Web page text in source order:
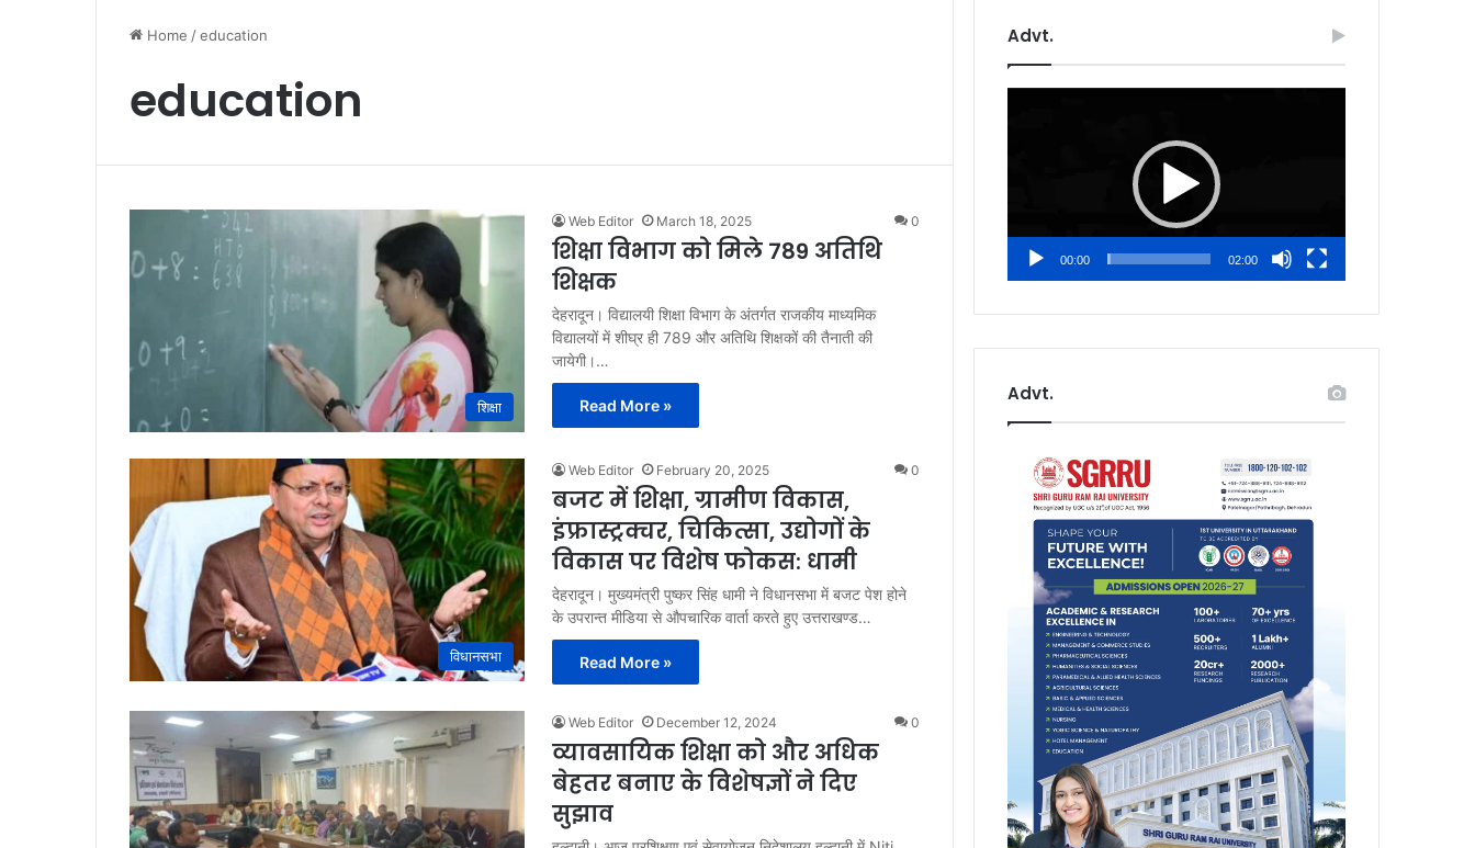
Home /education
education
शिक्षा
Web Editor March 18, 2025 0
शिक्षा विभाग को मिले 789 अतिथि
शिक्षक
देहरादून। विद्यालयी शिक्षा विभाग के अंतर्गत राजकीय माध्यमिक
विद्यालयों में शीघ्र ही 789 और अतिथि शिक्षकों की तैनाती की
जायेगी।…
Read More »
विधानसभा
Web Editor February 20, 2025 0
बजट में शिक्षा, ग्रामीण विकास,
इंफ्रास्ट्रक्चर, चिकित्सा, उद्योगों के
विकास पर विशेष फोकस: धामी
देहरादून। मुख्यमंत्री पुष्कर सिंह धामी ने विधानसभा में बजट पेश होने
के उपरान्त मीडिया से औपचारिक वार्ता करते हुए उत्तराखण्ड…
Read More »
Web Editor December 12, 2024 0
व्यावसायिक शिक्षा को और अधिक
बेहतर बनाए के विशेषज्ञों ने दिए
सुझाव
Advt.
00:00 02:00
Advt.